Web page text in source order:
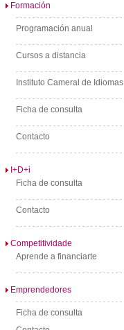
Formación
Programación anual
Cursos a distancia
Instituto Cameral de Idiomas
Ficha de consulta
Contacto
I+D+i
Ficha de consulta
Contacto
Competitividade
Aprende a financiarte
Emprendedores
Ficha de consulta